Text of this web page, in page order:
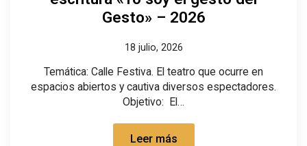
Gesto» – 2026
18 julio, 2026
Temática: Calle Festiva. El teatro que ocurre en
espacios abiertos y cautiva diversos espectadores.
Objetivo: El…
Leer más